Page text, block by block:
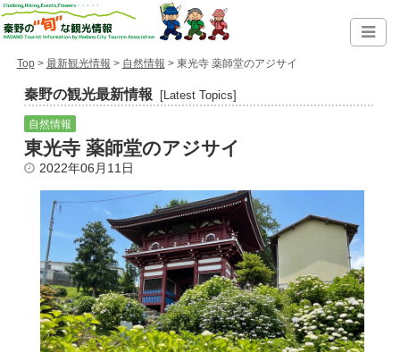
Top> 最新観光情報 > 自然情報 > 東光寺 薬師堂のアジサイ
秦野の観光最新情報 [Latest Topics]
自然情報
東光寺 薬師堂のアジサイ
2022年06月11日